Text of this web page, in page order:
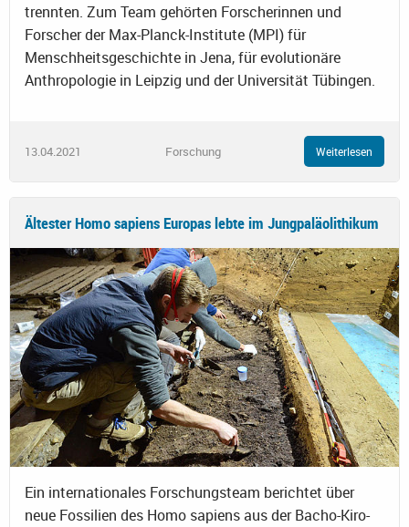
trennten. Zum Team gehörten Forscherinnen und
Forscher der Max-Planck-Institute (MPI) für
Menschheitsgeschichte in Jena, für evolutionäre
Anthropologie in Leipzig und der Universität Tübingen.
13.04.2021 Forschung Weiterlesen
Ältester Homo sapiens Europas lebte im Jungpaläolithikum
Ein internationales Forschungsteam berichtet über
neue Fossilien des Homo sapiens aus der Bacho-Kiro-